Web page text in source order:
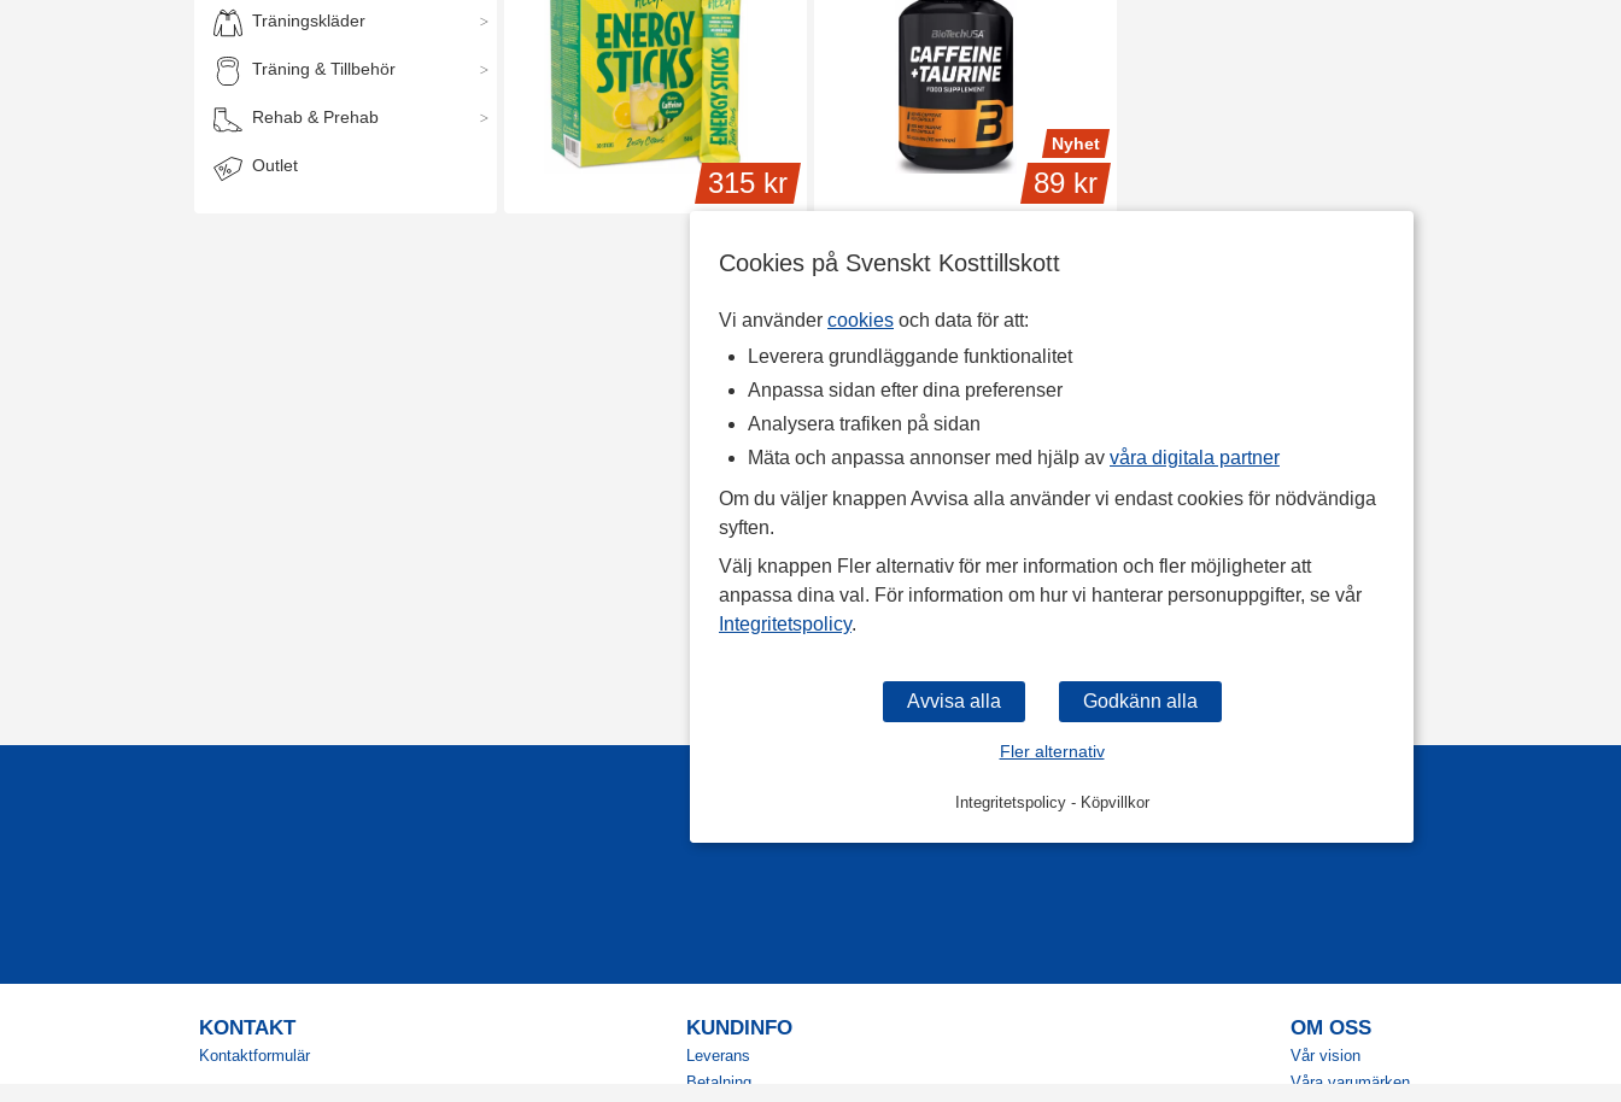
Cookies på Svenskt Kosttillskott
Vi använder cookies och data för att:
Leverera grundläggande funktionalitet
Anpassa sidan efter dina preferenser
Analysera trafiken på sidan
Mäta och anpassa annonser med hjälp av våra digitala partner
Om du väljer knappen Avvisa alla använder vi endast cookies för nödvändiga
syften.
Välj knappen Fler alternativ för mer information och fler möjligheter att
anpassa dina val. För information om hur vi hanterar personuppgifter, se vår
Integritetspolicy.
Fler alternativ
Integritetspolicy- Köpvillkor
Träningskläder
Träning & Tillbehör
Rehab & Prehab
Outlet
315 kr
Nyhet
89 kr
KONTAKT
Kontaktformulär
KUNDINFO
Leverans
Betalning
OM OSS
Vår vision
Våra varumärken